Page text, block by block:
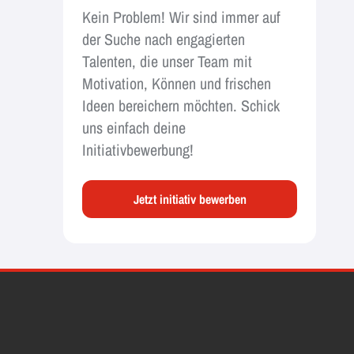
Kein Problem! Wir sind immer auf
der Suche nach engagierten
Talenten, die unser Team mit
Motivation, Können und frischen
Ideen bereichern möchten. Schick
uns einfach deine
Initiativbewerbung!
Jetzt initiativ bewerben